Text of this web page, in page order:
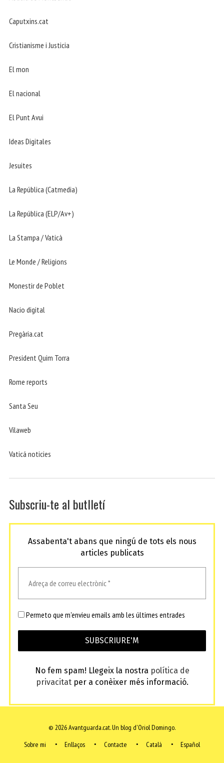
Caputxins.cat
Cristianisme i Justicia
El mon
El nacional
El Punt Avui
Ideas Digitales
Jesuites
La República (Catmedia)
La República (ELP/Av+)
La Stampa / Vaticà
Le Monde / Religions
Monestir de Poblet
Nacio digital
Pregària.cat
President Quim Torra
Rome reports
Santa Seu
Vilaweb
Vaticá noticies
Subscriu-te al butlletí
Assabenta't abans que ningú de tots els nous
articles publicats
Permeto que m'envieu emails amb les últimes entrades
No fem spam! Llegeix la nostra política de
privacitatper a conèixer més informació.
© 2026 Avantguarda.cat.Un blog d'Oriol Domingo.
Sobre mi
Enllaços Contacte Català Español